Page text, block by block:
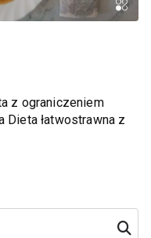
z ograniczeniem
Dieta łatwostrawna z
Szukaj